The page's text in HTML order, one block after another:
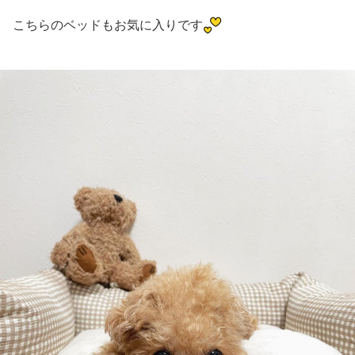
こちらのベッドもお気に入りです